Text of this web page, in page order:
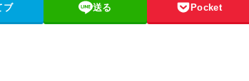
ブ 送る Pocket